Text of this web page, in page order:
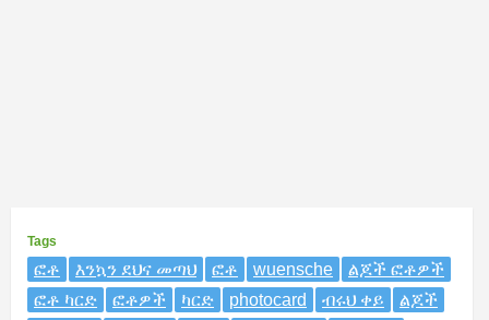
Tags
ፎቶ እንኳን ደህና መጣህ ፎቶ wuensche
ልጆች ፎቶዎች
ፎቶ ካርድ
ፎቶዎች ካርድ photocard ብሩህ ቀይ
ልጆች